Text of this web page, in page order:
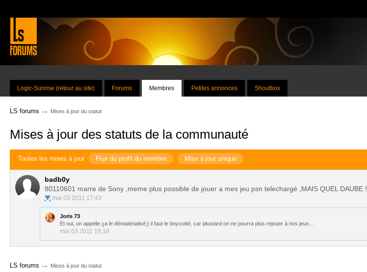
Logic-Sunrise (retour au site) Forums Membres Petites annonces Shoutbox
LS forums → Mises à jour du statut
Mises à jour des statuts de la communauté
Toutes les mises à jour Flux du profil du membre Mise à jour unique
badb0y
80110601 marre de Sony ,meme plus possible de jouer a mes jeu psn telechargé ,MAIS QUEL DAUBE !
mai 03 2011 17:43
Joris 73
Et oui, on appelle ça le dématérialisé;) il faut le boycotté, car plustard on ne pourra plus rejouer à nos jeux...
mai 03 2011 19:18
LS forums → Mises à jour du statut